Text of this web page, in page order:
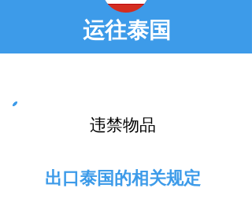
运往泰国
违禁物品
出口泰国的相关规定